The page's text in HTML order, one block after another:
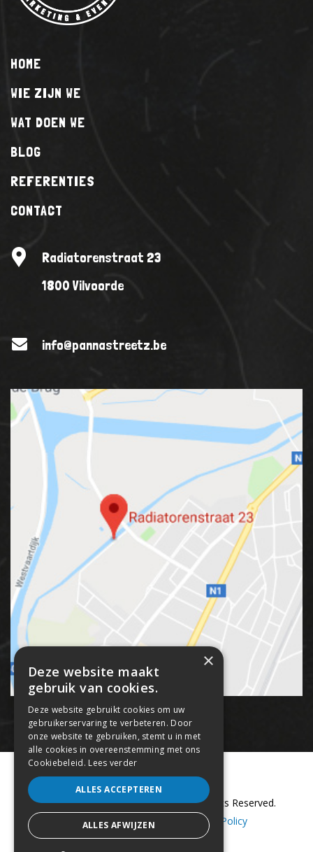
HOME
WIE ZIJN WE
WAT DOEN WE
BLOG
REFERENTIES
CONTACT
Radiatorenstraat 23
1800 Vilvoorde
info@pannastreetz.be
Copyright © 2018 Panna Streetz. All Rights Reserved.
Sitemap–Cookie Policy
Privacy Policy
webdesign by conversal
×
Deze website maakt
gebruik van cookies.
Deze website gebruikt cookies om uw
gebruikerservaring te verbeteren. Door
onze website te gebruiken, stemt u in met
alle cookies in overeenstemming met ons
Cookiebeleid. Lees verder
ALLES ACCEPTEREN
ALLES AFWIJZEN